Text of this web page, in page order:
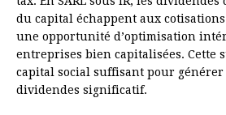
du capital échappent aux
une opportunité d’optimisation
entreprises bien capitalisées. Cette
capital social suffisant pour
dividendes significatif.